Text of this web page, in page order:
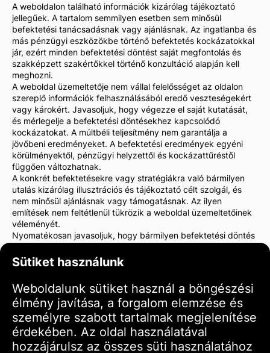
Sütiket használunk
Weboldalunk sütiket használ a böngészési
élmény javítása, a forgalom elemzése és
személyre szabott tartalmak megjelenítése
érdekében. Az oldal használatával
hozzájárulsz az összes süti használatához
A weboldalon található információk kizárólag tájékoztató
jellegűek. A tartalom semmilyen esetben sem minősül
befektetési tanácsadásnak vagy ajánlásnak. Az ingatlanba és
más pénzügyi eszközökbe történő befektetés kockázatokkal
jár, ezért minden befektetési döntést saját megfontolás és
szakképzett szakértőkkel történő konzultáció alapján kell
meghozni.
A weboldal üzemeltetője nem vállal felelősséget az oldalon
szereplő információk felhasználásából eredő veszteségekért
vagy károkért. Javasoljuk, hogy végezze el saját kutatását,
és mérlegelje a befektetési döntésekhez kapcsolódó
kockázatokat. A múltbéli teljesítmény nem garantálja a
jövőbeni eredményeket. A befektetési eredmények egyéni
körülményektől, pénzügyi helyzettől és kockázattűréstől
függően változhatnak.
A konkrét befektetésekre vagy stratégiákra való bármilyen
utalás kizárólag illusztrációs és tájékoztató célt szolgál, és
nem minősül ajánlásnak vagy támogatásnak. Az ilyen
említések nem feltétlenül tükrözik a weboldal üzemeltetőinek
véleményét.
Nyomatékosan javasoljuk, hogy bármilyen befektetési döntés
jogi szakemberrel. Ön egyedül felelős befektetési döntéseiért
és az azokkal járó kockázatokért.
A weboldal használatával Ön elfogadja, hogy a weboldal
üzemeltetője nem felelős semmilyen közvetlen vagy közvetett
veszteségért vagy kárért, amely az oldalon található
információk felhasználásából ered.
Kérjük, körültekintően és óvatosan járjon el a befektetési
döntések meghozatalakor.